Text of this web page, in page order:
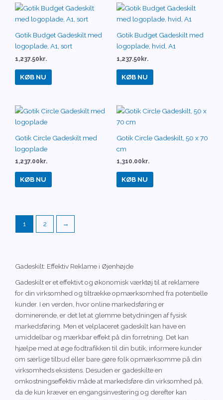
Gotik Budget Gadeskilt med
logoplade, A1, sort
1,237.50 kr.
KØB NU
Gotik Budget Gadeskilt med
logoplade, hvid, A1
1,237.50 kr.
KØB NU
Gotik Circle Gadeskilt med
logoplade
1,237.00 kr.
KØB NU
Gotik Circle Gadeskilt, 50 x 70
cm
1,310.00 kr.
KØB NU
1 2 →
Gadeskilt: Effektiv Reklame i Øjenhøjde
Gadeskilt er et effektivt og økonomisk værktøj til at reklamere
for din virksomhed og tiltrække opmærksomhed fra potentielle
kunder. I en verden, hvor online markedsføring er
dominerende, er det let at glemme betydningen af fysisk
markedsføring. Men et velplaceret gadeskilt kan have en
umiddelbar og mærkbar effekt på din forretning. Det kan
hjælpe med at øge fodtrafikken til din butik, informere kunder
om særlige tilbud eller bare gøre folk opmærksomme på din
virksomheds eksistens. Desuden er gadeskilte en
omkostningseffektiv måde at markedsføre din virksomhed på,
da de kun kræver en engangsinvestering og derefter kan